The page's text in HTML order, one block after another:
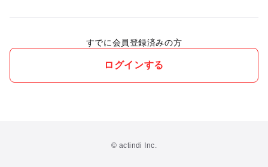
すでに会員登録済みの方
ログインする
© actindi Inc.